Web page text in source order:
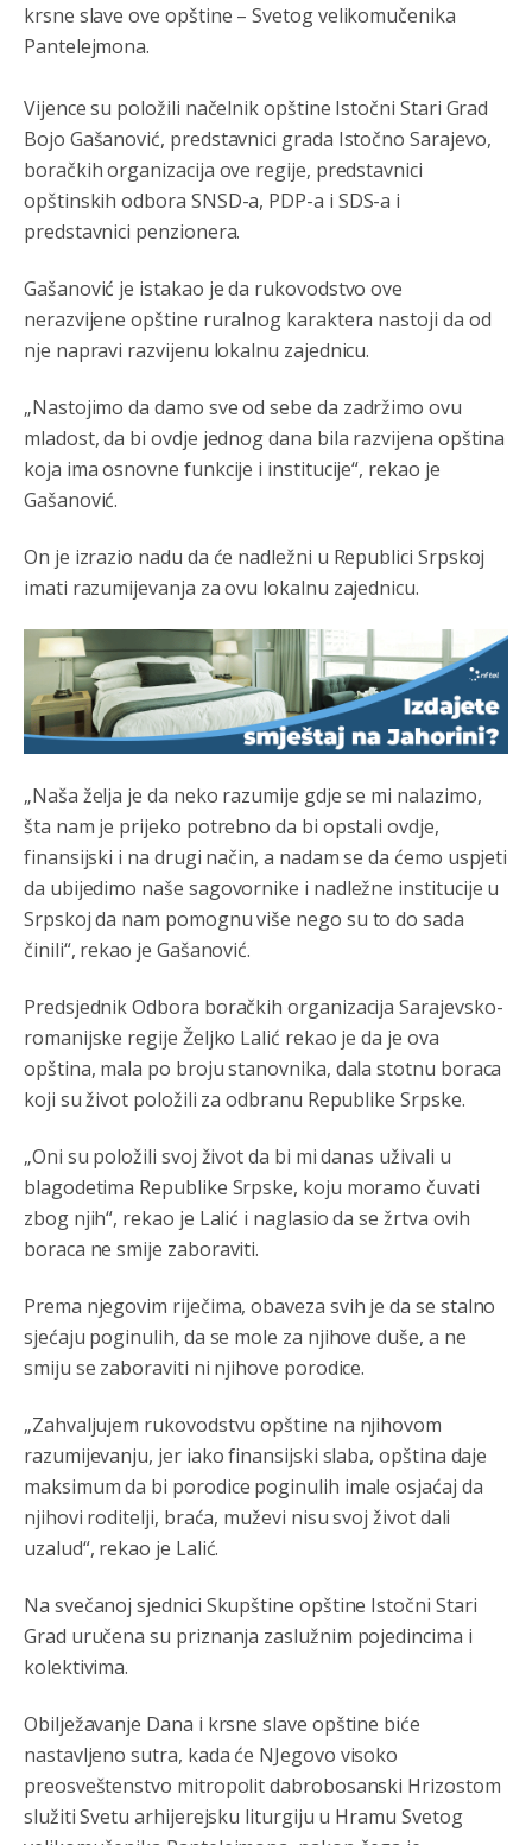
krsne slave ove opštine – Svetog velikomučenika
Pantelejmona.
Vijence su položili načelnik opštine Istočni Stari Grad
Bojo Gašanović, predstavnici grada Istočno Sarajevo,
boračkih organizacija ove regije, predstavnici
opštinskih odbora SNSD-a, PDP-a i SDS-a i
predstavnici penzionera.
Gašanović je istakao je da rukovodstvo ove
nerazvijene opštine ruralnog karaktera nastoji da od
nje napravi razvijenu lokalnu zajednicu.
„Nastojimo da damo sve od sebe da zadržimo ovu
mladost, da bi ovdje jednog dana bila razvijena opština
koja ima osnovne funkcije i institucije“, rekao je
Gašanović.
On je izrazio nadu da će nadležni u Republici Srpskoj
imati razumijevanja za ovu lokalnu zajednicu.
„Naša želja je da neko razumije gdje se mi nalazimo,
šta nam je prijeko potrebno da bi opstali ovdje,
finansijski i na drugi način, a nadam se da ćemo uspjeti
da ubijedimo naše sagovornike i nadležne institucije u
Srpskoj da nam pomognu više nego su to do sada
činili“, rekao je Gašanović.
Predsjednik Odbora boračkih organizacija Sarajevsko-
romanijske regije Željko Lalić rekao je da je ova
opština, mala po broju stanovnika, dala stotnu boraca
koji su život položili za odbranu Republike Srpske.
„Oni su položili svoj život da bi mi danas uživali u
blagodetima Republike Srpske, koju moramo čuvati
zbog njih“, rekao je Lalić i naglasio da se žrtva ovih
boraca ne smije zaboraviti.
Prema njegovim riječima, obaveza svih je da se stalno
sjećaju poginulih, da se mole za njihove duše, a ne
smiju se zaboraviti ni njihove porodice.
„Zahvaljujem rukovodstvu opštine na njihovom
razumijevanju, jer iako finansijski slaba, opština daje
maksimum da bi porodice poginulih imale osjaćaj da
njihovi roditelji, braća, muževi nisu svoj život dali
uzalud“, rekao je Lalić.
Na svečanoj sjednici Skupštine opštine Istočni Stari
Grad uručena su priznanja zaslužnim pojedincima i
kolektivima.
Obilježavanje Dana i krsne slave opštine biće
nastavljeno sutra, kada će NJegovo visoko
preosveštenstvo mitropolit dabrobosanski Hrizostom
služiti Svetu arhijerejsku liturgiju u Hramu Svetog
Анонимно2022778 8/5/2026 3:59
....i onda su na tenkovima NATO pakta, na vlast došli
jedna baba i jedan švercer dezerter ratni profiter i
ikonokradica .... ende
Анонимно2802605
Републике Српске! Душмани ће умријети од муке,не
могу му ништа.
Mile je predsjednik stranke kao recimo Bakir ili Dragan a
tzv.rsneće nikad biti država,samo pokrajina u državi
Bosni i Hercegovini
4:23
RS je država ako nisi znao
Анонимно2806339 јуче 4:24
RS je država ako nisi znao
Анонимно2806419 јуче 4:51
биће увек држава за турчина који овде уноси немир
Анонимно2806552 јуче 5:39
Анонимно2806721 јуче 6:37
Možete sebi umisliti da je i Kosovo dio Srbije al
nije...probajte ući bezpasosa.Takoirs.Umislili ste da
ste nebeski narod
Анонимно2806773 јуче 6:56
КОСОВА
Анонимно2806773 јуче
6:59
године било чак 7.000 војника.
Анонимно2806773 јуче 7:01
Косово више није у моди, Амери се селе у Иран.
Анонимно2806773 јуче
Војска Србије се враћа на Косово и Метохију.
Анонимно2806721 јуче 7:23
Анонимно2807323
Vise je Republika SRPSKA drzava nego Kosovo. Sa
Kosova se Srbi mogu i lijecit i skolovat i glasat u Srbij. A
niko sa 23 posto federacije to ne moze u Republici
Srpskoj. Zato zivjela REPUBLIKA SRPSKA